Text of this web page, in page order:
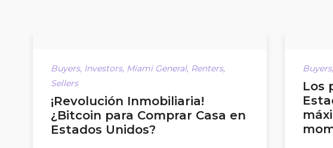
Buyers, Investors, Miami General, Renters,
Sellers
¡Revolución Inmobiliaria!
¿Bitcoin para Comprar Casa en
Estados Unidos?
Buyers,
Los